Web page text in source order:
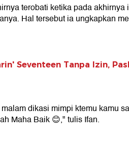
terobati ketika pada akhirnya
Hal tersebut ia ungkapkan
Seventeen Tanpa Izin,
dikasi mimpi ktemu kamu
Maha Baik 😊," tulis Ifan.